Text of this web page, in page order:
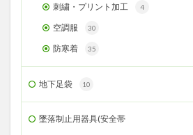
刺繍・プリント加工 4
空調服 30
防寒着 35
地下足袋 10
墜落制止用器具(安全帯